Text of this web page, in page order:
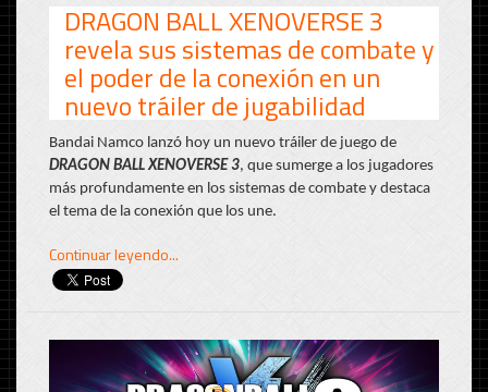
DRAGON BALL XENOVERSE 3
revela sus sistemas de combate y
el poder de la conexión en un
nuevo tráiler de jugabilidad
Bandai Namco lanzó hoy un nuevo tráiler de juego de
DRAGON BALL XENOVERSE 3, que sumerge a los jugadores
más profundamente en los sistemas de combate y destaca
el tema de la conexión que los une.
Continuar leyendo...